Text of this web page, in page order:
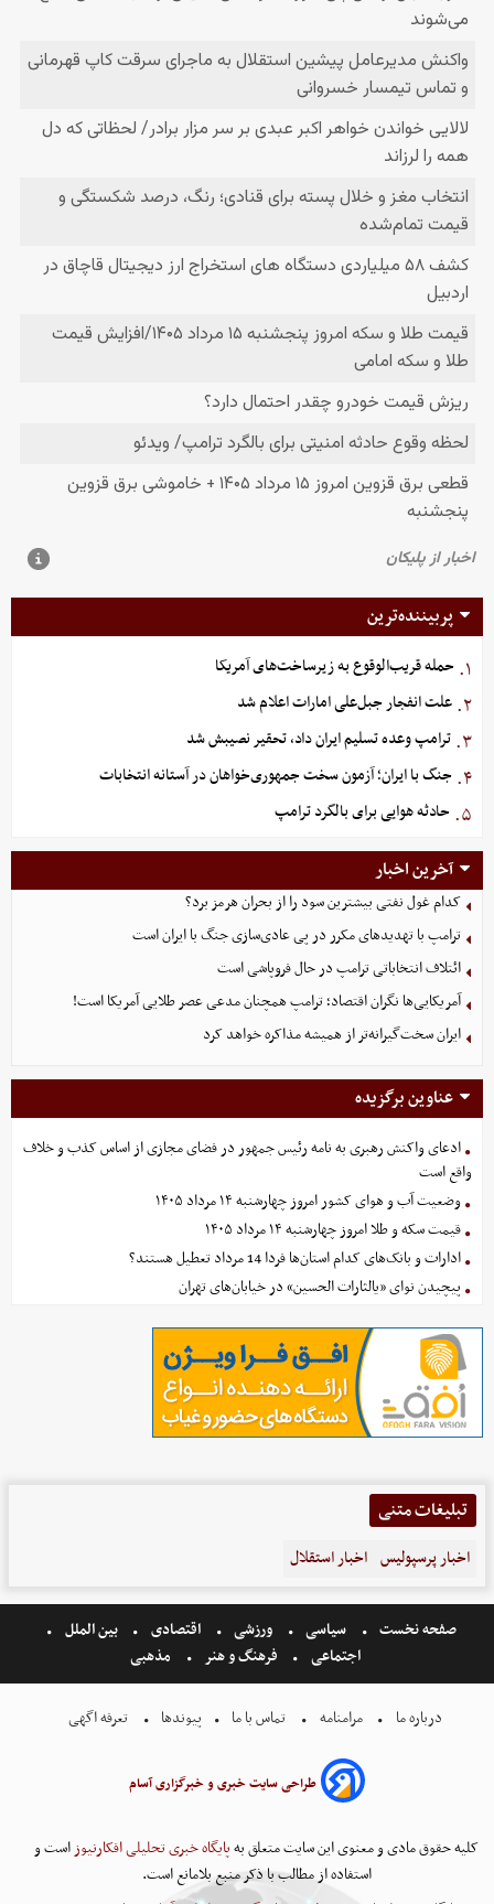
پربیننده‌ترین
۱. حمله قریب‌الوقوع به زیرساخت‌های آمریکا
۲. علت انفجار جبل‌علی امارات اعلام شد
۳. ترامپ وعده تسلیم ایران داد، تحقیر نصیبش شد
۴. جنگ با ایران؛ آزمون سخت جمهوری‌خواهان در آستانه انتخابات
۵. حادثه هوایی برای بالگرد ترامپ
آخرین اخبار
کدام غول نفتی بیشترین سود را از بحران هرمز برد؟
ترامپ با تهدیدهای مکرر در پی عادی‌سازی جنگ با ایران است
ائتلاف انتخاباتی ترامپ در حال فروپاشی است
آمریکایی‌ها نگران اقتصاد؛ ترامپ همچنان مدعی عصر طلایی آمریکا است!
ایران سخت‌گیرانه‌تر از همیشه مذاکره خواهد کرد
عناوین برگزیده
ادعای واکنش رهبری به نامه رئیس جمهور در فضای مجازی از اساس کذب و خلاف
واقع است
وضعیت آب و هوای کشور امروز چهارشنبه ۱۴ مرداد ۱۴۰۵
قیمت سکه و طلا امروز چهارشنبه ۱۴ مرداد ۱۴۰۵
ادارات و بانک‌های کدام استان‌ها فردا 14 مرداد تعطیل هستند؟
پیچیدن نوای «یالثارات الحسین» در خیابان‌های تهران
تبلیغات متنی
اخبار پرسپولیس اخبار استقلال
صفحه نخست سیاسی ورزشی اقتصادی
بین الملل
اجتماعی
فرهنگ و هنر مذهبی
درباره ما مرامنامه تماس با ما پیوندها تعرفه اگهی
طراحی سایت خبری و خبرگزاری آسام
کلیه حقوق مادی و معنوی این سایت متعلق بهپایگاه خبری تحلیلی افکارنیوزاست و
استفاده از مطالب با ذکر منبع بلامانع است.